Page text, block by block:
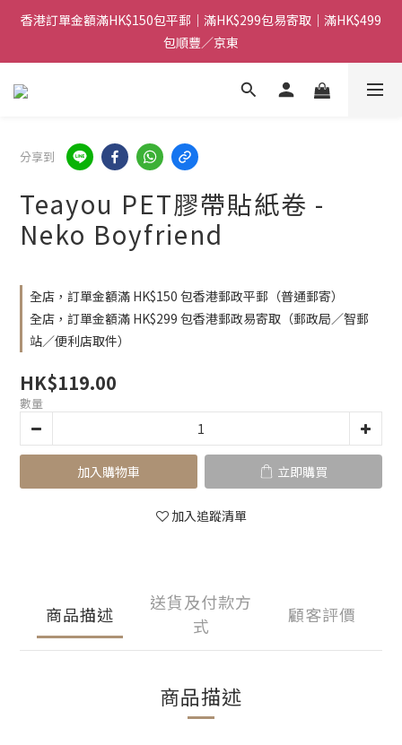
香港訂單金額滿HK$150包平郵｜滿HK$299包易寄取｜滿HK$499
包順豐／京東
香港訂單金額滿HK$150包平郵｜滿HK$299包易寄取｜滿HK$499
包順豐／京東
【網店限定！】指定清貨商品每消費HK$100即享購物金HK$50回
香港訂單金額滿HK$150包平郵｜滿HK$299包易寄取｜滿HK$499
包順豐／京東
分享到
Teayou PET膠帶貼紙卷 -
Neko Boyfriend
全店，訂單金額滿 HK$150 包香港郵政平郵（普通郵寄）
全店，訂單金額滿 HK$299 包香港郵政易寄取（郵政局／智郵
站／便利店取件）
HK$119.00
數量
加入購物車 立即購買
加入追蹤清單
商品描述
送貨及付款方
式
顧客評價
商品描述